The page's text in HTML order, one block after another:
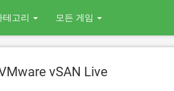
테고리 모든 게임
vSAN Live